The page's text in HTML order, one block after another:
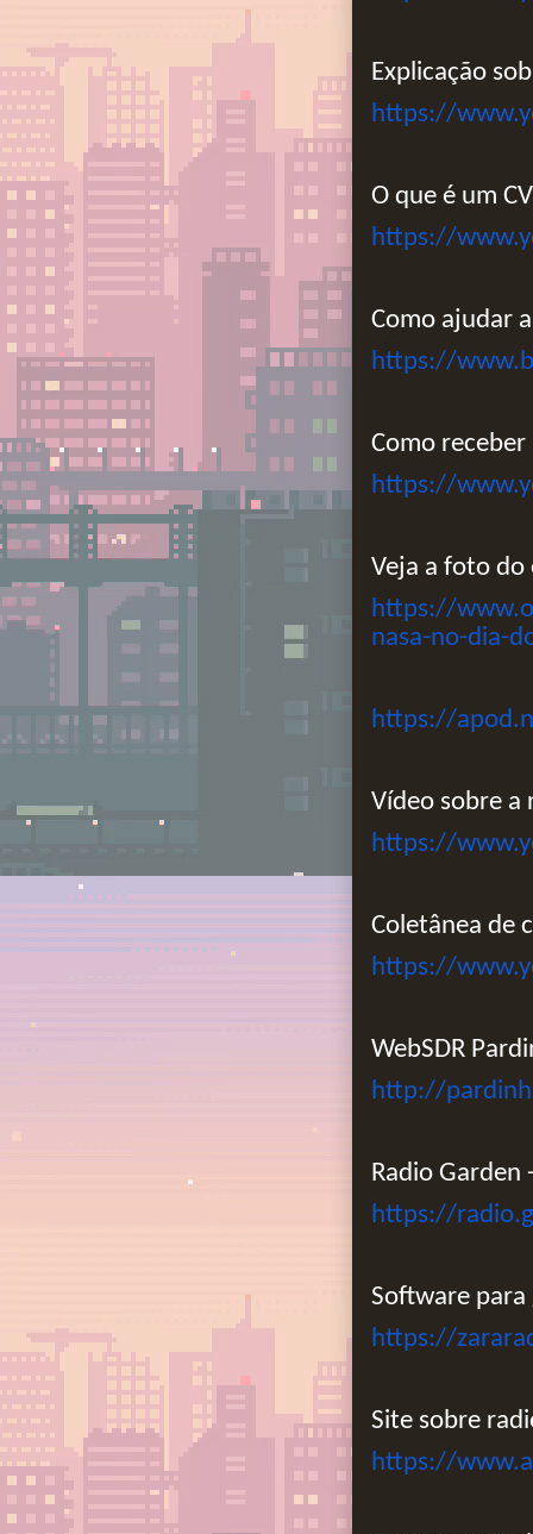
Explicação
https://
O que é um
https://
Como ajudar
https://
Como
https://
Veja a foto do
https://
nasa-no-dia-
https://
Vídeo sobre a
https://
Coletânea de
https://
WebSDR
http://
Radio Garden
https://
Software para
https://
Site sobre
https://